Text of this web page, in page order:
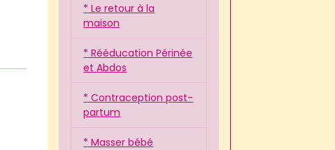
* Le retour à la
maison
* Rééducation Périnée
et Abdos
* Contraception post-
partum
* Masser bébé